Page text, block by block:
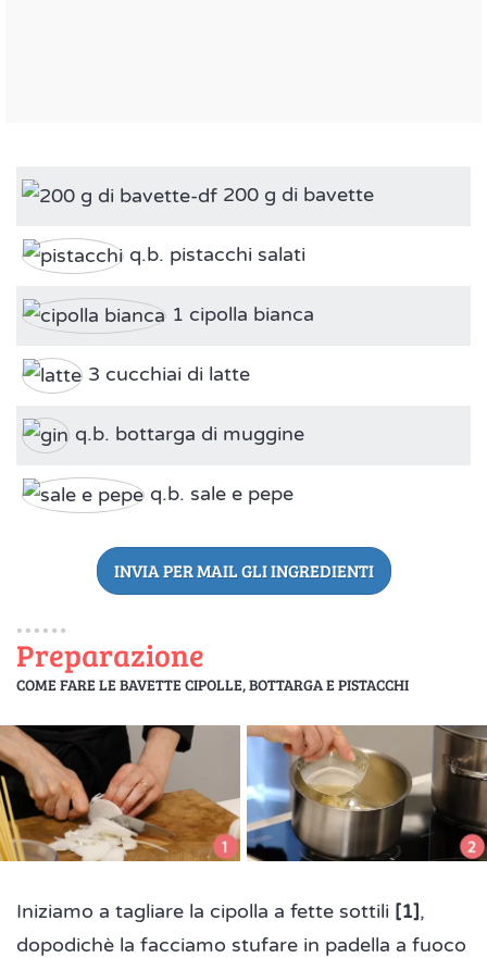
200 g di bavette
q.b. pistacchi salati
1 cipolla bianca
3 cucchiai di latte
q.b. bottarga di muggine
q.b. sale e pepe
INVIA PER MAIL GLI INGREDIENTI
Preparazione
COME FARE LE BAVETTE CIPOLLE, BOTTARGA E PISTACCHI
Iniziamo a tagliare la cipolla a fette sottili [1],
dopodichè la facciamo stufare in padella a fuoco